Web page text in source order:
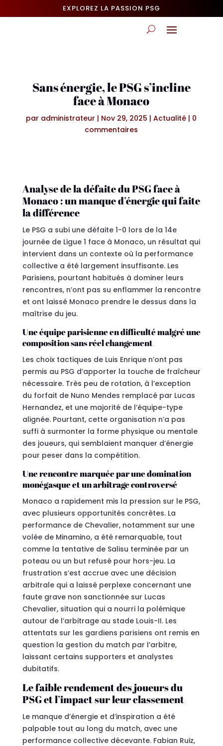
EXPLOREZ LA PASSION PSG
Sans énergie, le PSG s’incline
face à Monaco
par administrateur | Nov 29, 2025 |Actualité | 0
commentaires
Analyse de la défaite du PSG face à
Monaco : un manque d’énergie qui faite
la différence
Le PSG a subi une défaite 1-0 lors de la 14e
journée de Ligue 1 face à Monaco, un résultat qui
intervient dans un contexte où la performance
collective a été largement insuffisante. Les
Parisiens, pourtant habitués à dominer leurs
rencontres, n’ont pas su enflammer la rencontre
et ont laissé Monaco prendre le dessus dans la
maîtrise du jeu.
Une équipe parisienne en difficulté malgré une
composition sans réel changement
Les choix tactiques de Luis Enrique n’ont pas
permis au PSG d’apporter la touche de fraîcheur
nécessaire. Très peu de rotation, à l’exception
du forfait de Nuno Mendes remplacé par Lucas
Hernandez, et une majorité de l’équipe-type
alignée. Pourtant, cette organisation n’a pas
suffi à surmonter la forme physique ou mentale
des joueurs, qui semblaient manquer d’énergie
pour peser dans la compétition.
Une rencontre marquée par une domination
monégasque et un arbitrage controversé
Monaco a rapidement mis la pression sur le PSG,
avec plusieurs opportunités concrètes. La
performance de Chevalier, notamment sur une
volée de Minamino, a été remarquable, tout
comme la tentative de Salisu terminée par un
poteau ou un but refusé pour hors-jeu. La
frustration s’est accrue avec une décision
arbitrale qui a laissé perplexe concernant une
faute grave non sanctionnée sur Lucas
Chevalier, situation qui a nourri la polémique
autour de l’arbitrage au stade Louis-II. Les
attentats sur les gardiens parisiens ont remis en
question la gestion du match par l’arbitre,
laissant certains supporters et analystes
dubitatifs.
Le faible rendement des joueurs du
PSG et l’impact sur leur classement
Le manque d’énergie et d’inspiration a été
palpable tout au long du match, avec une
performance collective décevante. Fabian Ruiz,